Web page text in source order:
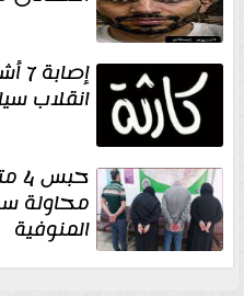
انقلاب
محاولة
المنوفية